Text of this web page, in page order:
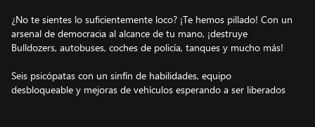
¿No te sientes lo suficientemente loco? ¡Te hemos pillado! Con un
arsenal de democracia al alcance de tu mano, ¡destruye
Bulldozers, autobuses, coches de policía, tanques y mucho más!
Seis psicópatas con un sinfín de habilidades, equipo
desbloqueable y mejoras de vehículos esperando a ser liberados